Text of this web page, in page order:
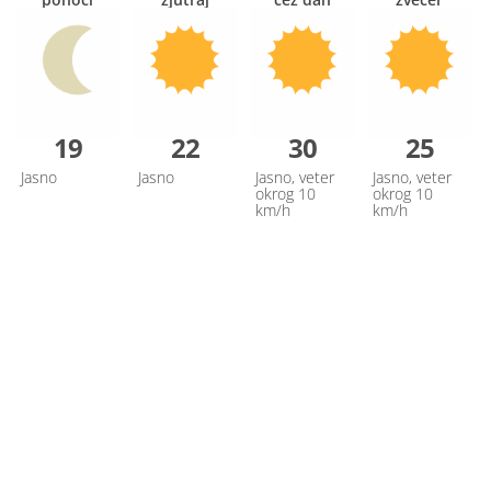
19
Jasno
22
Jasno
30
Jasno, veter
okrog 10
km/h
25
Jasno, veter
okrog 10
km/h